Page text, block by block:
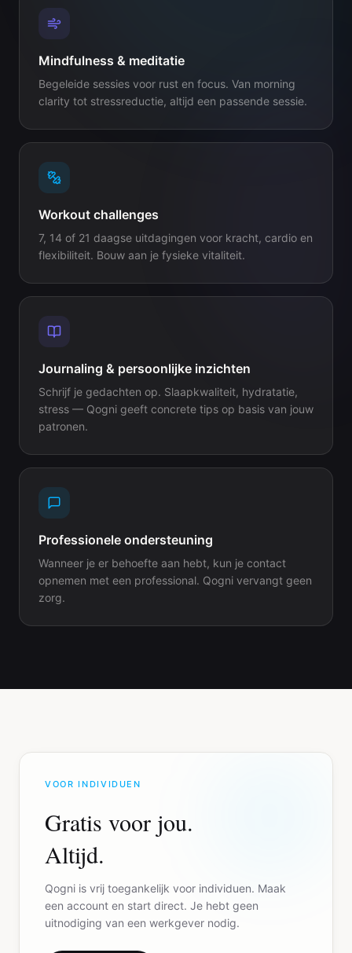
Mindfulness & meditatie
Begeleide sessies voor rust en focus. Van morning
clarity tot stressreductie, altijd een passende sessie.
Workout challenges
7, 14 of 21 daagse uitdagingen voor kracht, cardio en
flexibiliteit. Bouw aan je fysieke vitaliteit.
Journaling & persoonlijke inzichten
Schrijf je gedachten op. Slaapkwaliteit, hydratatie,
stress — Qogni geeft concrete tips op basis van jouw
patronen.
Professionele ondersteuning
Wanneer je er behoefte aan hebt, kun je contact
opnemen met een professional. Qogni vervangt geen
zorg.
VOOR INDIVIDUEN
Gratis voor jou.
Altijd.
Qogni is vrij toegankelijk voor individuen. Maak
een account en start direct. Je hebt geen
uitnodiging van een werkgever nodig.